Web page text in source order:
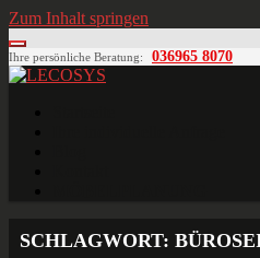
Zum Inhalt springen
Ihre persönliche Beratung: 036965 8070
SCHLAGWORT: